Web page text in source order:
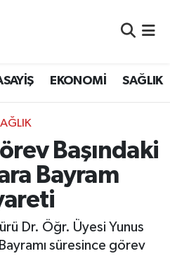
EKONOMİ SAĞLIK
Başındaki
Bayram
Dr. Öğr. Üyesi Yunus
süresince görev
ve Fikstür